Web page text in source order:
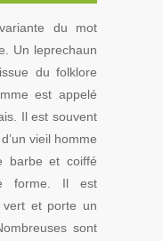
du mot
Un leprechaun
du folklore
est appelé
Il est souvent
vieil homme
barbe et coiffé
forme. Il est
vert et porte un
sont